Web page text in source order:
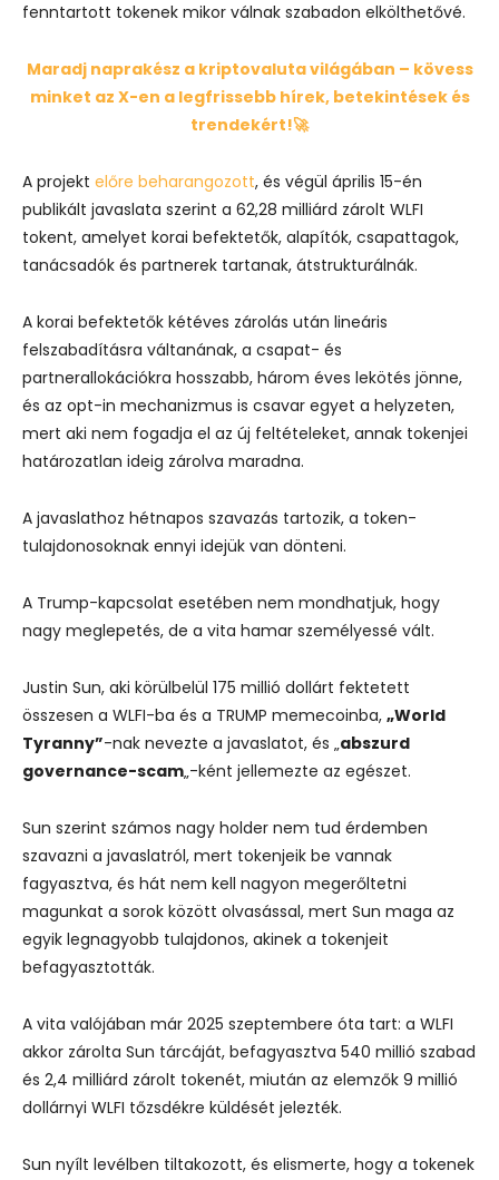
fenntartott tokenek mikor válnak szabadon elkölthetővé.
Maradj naprakész a kriptovaluta világában – kövess
minket az X-en a legfrissebb hírek, betekintések és
trendekért!🚀
A projekt előre beharangozott, és végül április 15-én
publikált javaslata szerint a 62,28 milliárd zárolt WLFI
tokent, amelyet korai befektetők, alapítók, csapattagok,
tanácsadók és partnerek tartanak, átstrukturálnák.
A korai befektetők kétéves zárolás után lineáris
felszabadításra váltanának, a csapat- és
partnerallokációkra hosszabb, három éves lekötés jönne,
és az opt-in mechanizmus is csavar egyet a helyzeten,
mert aki nem fogadja el az új feltételeket, annak tokenjei
határozatlan ideig zárolva maradna.
A javaslathoz hétnapos szavazás tartozik, a token-
tulajdonosoknak ennyi idejük van dönteni.
A Trump-kapcsolat esetében nem mondhatjuk, hogy
nagy meglepetés, de a vita hamar személyessé vált.
Justin Sun, aki körülbelül 175 millió dollárt fektetett
összesen a WLFI-ba és a TRUMP memecoinba, „World
Tyranny”-nak nevezte a javaslatot, és „abszurd
governance-scam„-ként jellemezte az egészet.
Sun szerint számos nagy holder nem tud érdemben
szavazni a javaslatról, mert tokenjeik be vannak
fagyasztva, és hát nem kell nagyon megerőltetni
magunkat a sorok között olvasással, mert Sun maga az
egyik legnagyobb tulajdonos, akinek a tokenjeit
befagyasztották.
A vita valójában már 2025 szeptembere óta tart: a WLFI
akkor zárolta Sun tárcáját, befagyasztva 540 millió szabad
és 2,4 milliárd zárolt tokenét, miután az elemzők 9 millió
dollárnyi WLFI tőzsdékre küldését jelezték.
Sun nyílt levélben tiltakozott, és elismerte, hogy a tokenek